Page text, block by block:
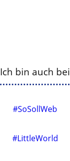
Ich bin auch bei
#SoSollWeb
#LittleWorld